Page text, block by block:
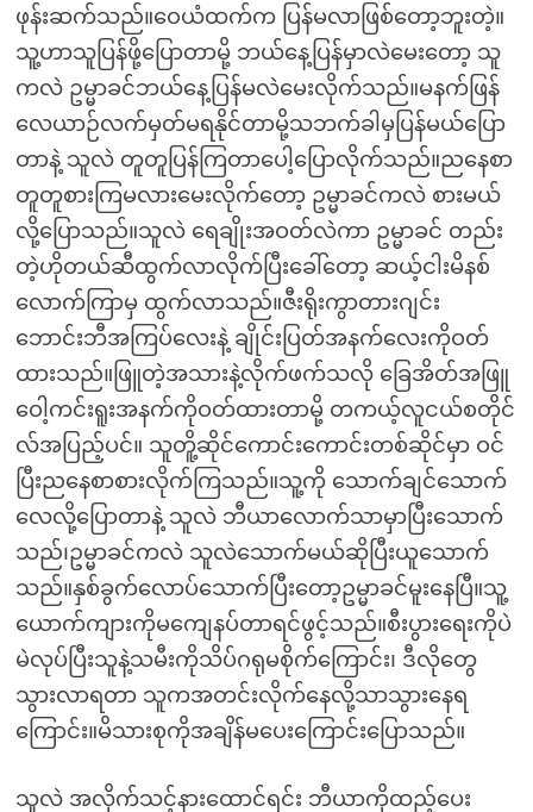
ဖုန်းဆက်သည်။ဝေယံထက်က ပြန်မလာဖြစ်တော့ဘူးတဲ့။
သူ့ဟာသူပြန်ဖို့ပြောတာမို့ ဘယ်နေ့ပြန်မှာလဲမေးတော့ သူ
ကလဲ ဥမ္မာခင်ဘယ်နေ့ပြန်မလဲမေးလိုက်သည်။မနက်ဖြန်
လေယာဉ်လက်မှတ်မရနိုင်တာမို့သဘက်ခါမှပြန်မယ်ပြော
တာနဲ့ သူလဲ တူတူပြန်ကြတာပေါ့ပြောလိုက်သည်။ညနေစာ
တူတူစားကြမလားမေးလိုက်တော့ ဥမ္မာခင်ကလဲ စားမယ်
လို့ပြောသည်။သူလဲ ရေချိုးအဝတ်လဲကာ ဥမ္မာခင် တည်း
တဲ့ဟိုတယ်ဆီထွက်လာလိုက်ပြီးခေါ်တော့ ဆယ့်ငါးမိနစ်
လောက်ကြာမှ ထွက်လာသည်။ဇီးရိုးကွာတားဂျင်း
ဘောင်းဘီအကြပ်လေးနဲ့ ချိုင်းပြတ်အနက်လေးကိုဝတ်
ထားသည်။ဖြူတဲ့အသားနဲ့လိုက်ဖက်သလို ခြေအိတ်အဖြူ
ဝေါ့ကင်းရူးအနက်ကိုဝတ်ထားတာမို့ တကယ့်လူငယ်စတိုင်
လ်အပြည့်ပင်။ သူတိူ့ဆိုင်ကောင်းကောင်းတစ်ဆိုင်မှာ ဝင်
ပြီးညနေစာစားလိုက်ကြသည်။သူ့ကို သောက်ချင်သောက်
လေလို့ပြောတာနဲ့ သူလဲ ဘီယာလောက်သာမှာပြီးသောက်
သည်၊ဥမ္မာခင်ကလဲ သူလဲသောက်မယ်ဆိုပြီးယူသောက်
သည်။နှစ်ခွက်လောပ်သောက်ပြီးတော့ဥမ္မာခင်မူးနေပြီ။သူ့
ယောက်ကျားကိုမကျေနပ်တာရင်ဖွင့်သည်။စီးပွားရေးကိုပဲ
မဲလုပ်ပြီးသူနဲ့သမီးကိုသိပ်ဂရုမစိုက်ကြောင်း၊ ဒီလိုတွေ
သွားလာရတာ သူကအတင်းလိုက်နေလို့သာသွားနေရ
ကြောင်း။မိသားစုကိုအချိန်မပေးကြောင်းပြောသည်။
သူလဲ အလိုက်သင့်နားထောင်ရင်း ဘီယာကိုထည့်ပေး